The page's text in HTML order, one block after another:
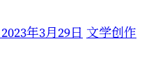
2023年3月29日 文学创作